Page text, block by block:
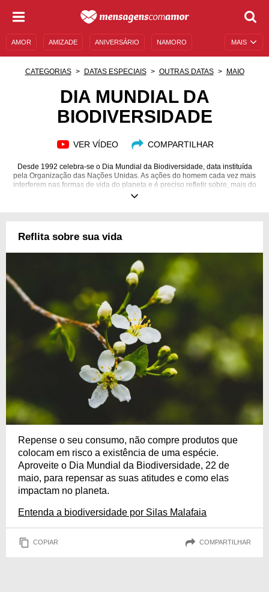
MAIS
AMOR AMIZADE ANIVERSÁRIO NAMORO
MENSAGENS E FRASES MENSAGENS DE ANIVERSÁRIO
CATEGORIAS DATAS ESPECIAIS OUTRAS DATAS MAIO
DIA MUNDIAL DA
BIODIVERSIDADE
VER VÍDEO COMPARTILHAR
Desde 1992 celebra-se o Dia Mundial da Biodiversidade, data instituída
pela Organização das Nações Unidas. As ações do homem cada vez mais
interferem nas formas de vida do planeta e é preciso refletir sobre, mais do
que isso, é preciso conscientizar e educar a população.
Reflita sobre sua vida
Repense o seu consumo, não compre produtos que
colocam em risco a existência de uma espécie.
Aproveite o Dia Mundial da Biodiversidade, 22 de
maio, para repensar as suas atitudes e como elas
impactam no planeta.
Entenda a biodiversidade por Silas Malafaia
COPIAR COMPARTILHAR